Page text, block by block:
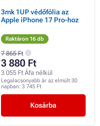
3mk 1UP védőfólia az
Apple iPhone 17 Pro-hoz
Raktáron 16 db
7 865 Ft
3 880 Ft
3 055 Ft Áfa nélkül
Legalacsonyabb ár az elmúlt 30
napban: 3 745 Ft
Kosárba